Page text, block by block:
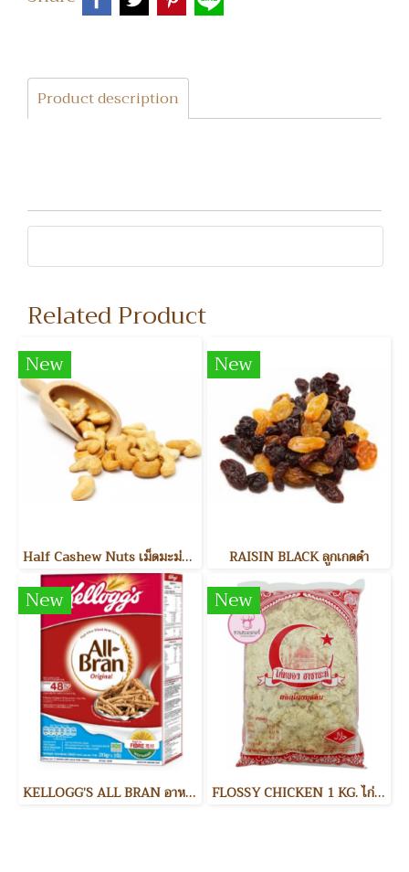
Product description
Related Product
New
Half Cashew Nuts เม็ดมะม่วงหิมพานต์แบ่งครึ่ง
New
RAISIN BLACK ลูกเกดดำ
New
KELLOGG’S ALL BRAN อาหารเช้า
New
FLOSSY CHICKEN 1 KG. ไก่หยอง